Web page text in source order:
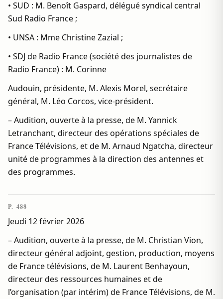
• SUD : M. Benoît Gaspard, délégué syndical central
Sud Radio France ;
• UNSA : Mme Christine Zazial ;
• SDJ de Radio France (société des journalistes de
Radio France) : M. Corinne
Audouin, présidente, M. Alexis Morel, secrétaire
général, M. Léo Corcos, vice-président.
– Audition, ouverte à la presse, de M. Yannick
Letranchant, directeur des opérations spéciales de
France Télévisions, et de M. Arnaud Ngatcha, directeur
unité de programmes à la direction des antennes et
des programmes.
P. 488
Jeudi 12 février 2026
– Audition, ouverte à la presse, de M. Christian Vion,
directeur général adjoint, gestion, production, moyens
de France télévisions, de M. Laurent Benhayoun,
directeur des ressources humaines et de
l’organisation (par intérim) de France Télévisions, de M.